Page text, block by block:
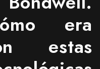
era
estas